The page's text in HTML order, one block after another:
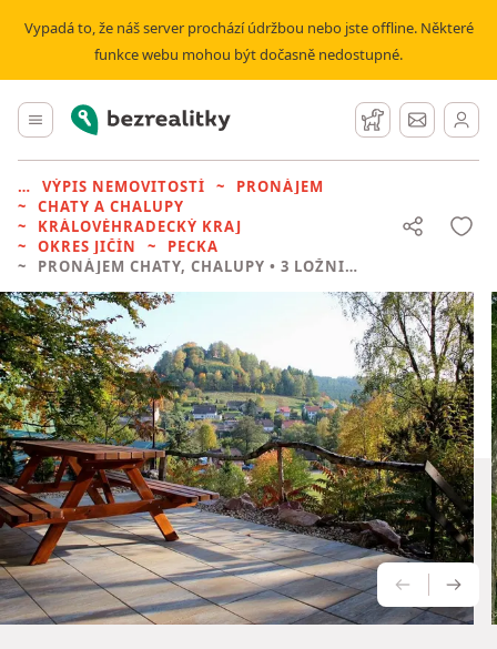
Vypadá to, že náš server prochází údržbou nebo jste offline. Některé
funkce webu mohou být dočasně nedostupné.
Hlavní menu
Bezrealitky Hlídací pes
Zprávy
VÝPIS NEMOVITOSTÍ
PRONÁJEM
CHATY A CHALUPY
KRÁLOVÉHRADECKÝ KRAJ
OKRES JIČÍN
PECKA
PRONÁJEM CHATY, CHALUPY • 3 LOŽNICE BEZ REALITKY